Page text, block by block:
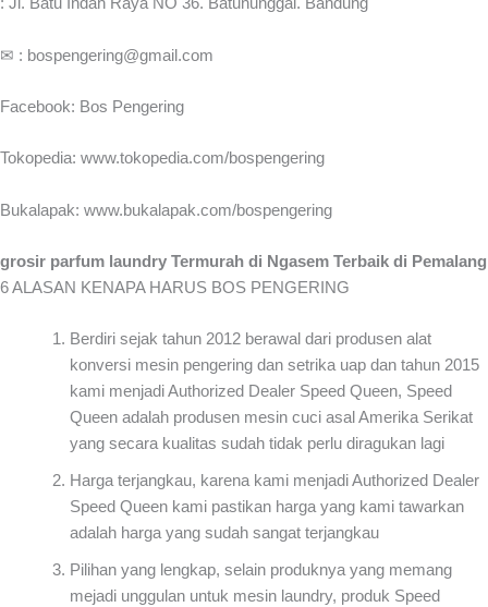
: Jl. Batu Indah Raya NO 36. Batununggal. Bandung
✉ : bospengering@gmail.com
Facebook: Bos Pengering
Tokopedia: www.tokopedia.com/bospengering
Bukalapak: www.bukalapak.com/bospengering
grosir parfum laundry Termurah di Ngasem Terbaik di Pemalang
6 ALASAN KENAPA HARUS BOS PENGERING
Berdiri sejak tahun 2012 berawal dari produsen alat
konversi mesin pengering dan setrika uap dan tahun 2015
kami menjadi Authorized Dealer Speed Queen, Speed
Queen adalah produsen mesin cuci asal Amerika Serikat
yang secara kualitas sudah tidak perlu diragukan lagi
Harga terjangkau, karena kami menjadi Authorized Dealer
Speed Queen kami pastikan harga yang kami tawarkan
adalah harga yang sudah sangat terjangkau
Pilihan yang lengkap, selain produknya yang memang
mejadi unggulan untuk mesin laundry, produk Speed